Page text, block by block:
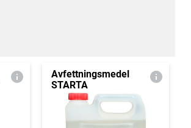
Avfettningsmedel
STARTA